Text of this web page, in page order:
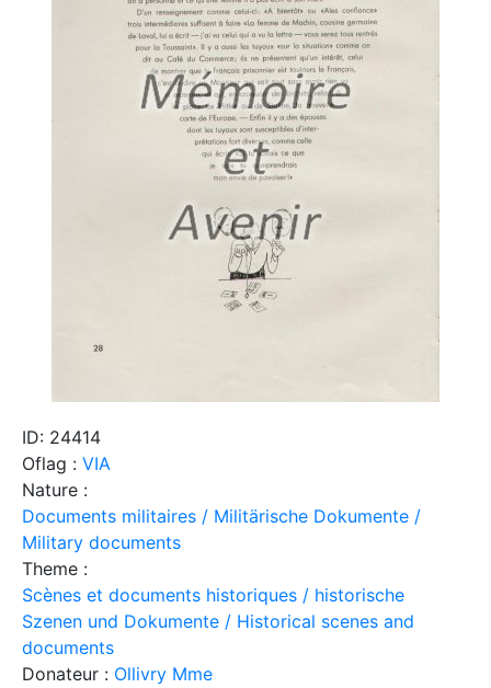
ID: 24414
Oflag : VIA
Nature :
Documents militaires / Militärische Dokumente /
Military documents
Theme :
Scènes et documents historiques / historische
Szenen und Dokumente / Historical scenes and
documents
Donateur : Ollivry Mme